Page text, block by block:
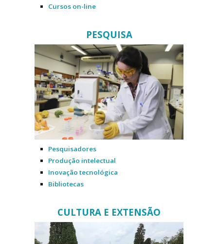
Cursos on-line
PESQUISA
Pesquisadores
Produção intelectual
Inovação tecnológica
Bibliotecas
CULTURA E EXTENSÃO